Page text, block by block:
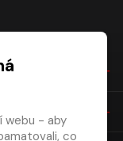
webu - aby
co